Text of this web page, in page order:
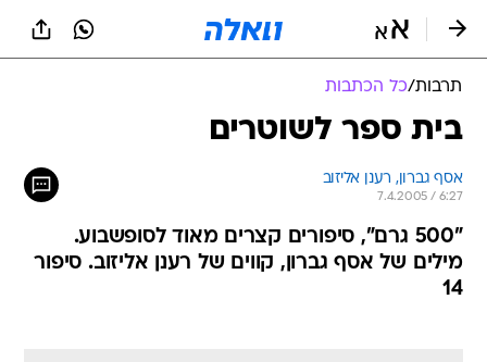
תרבות/כל הכתבות
בית ספר לשוטרים
אסף גברון, רענן אליזוב
7.4.2005 / 6:27
"500 גרם", סיפורים קצרים מאוד לסופשבוע.
מילים של אסף גברון, קווים של רענן אליזוב. סיפור
14